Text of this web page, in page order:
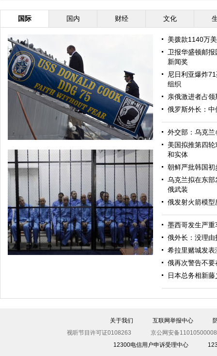
国际 国内 财经 文化
美军导弹驱逐舰抵达黑海旨在威慑俄罗斯
利比亚法庭开审卡扎菲政权高官
美拨款1140万
卫报华盛顿邮
新闻奖
尼日利亚爆炸
组织
亲俄激进者占
俄罗斯外长：
外交部：乌克
美国拟推第四
和实体
朝鲜严批韩国
乌克兰拟在东
俄武装
俄发射火箭模
墨西哥发生严
俄外长：没理
希拉里赌城发
俄再次警告不
日本总务相新
关于我们 互联网举报中心
视听节目许可证0108263
京公网安备
12300电信用户申诉受理中心